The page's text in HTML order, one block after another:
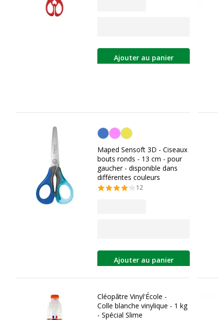
Ajouter au panier
Personnalisation de la couleur
Maped Sensoft 3D - Ciseaux
bouts ronds - 13 cm - pour
gaucher - disponible dans
différentes couleurs
12
Ajouter au panier
Cléopâtre Vinyl'École -
Colle blanche vinylique - 1 kg
- Spécial Slime